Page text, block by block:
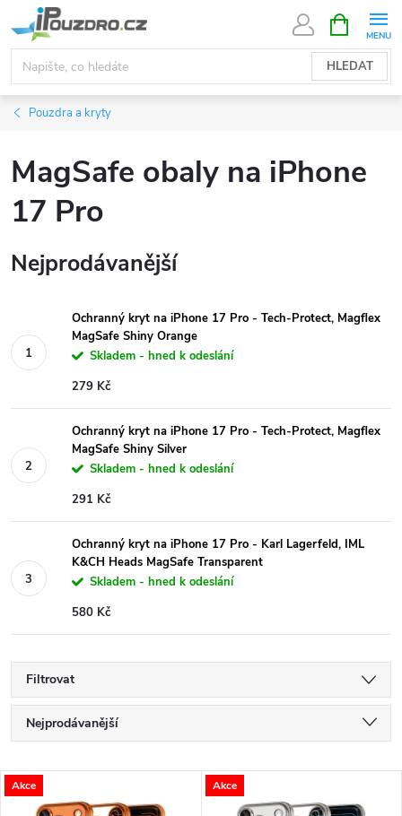
na
obsah
HLEDAT
NÁKUPNÍ
KOŠÍK
Pouzdra a kryty
MagSafe obaly na iPhone
17 Pro
Nejprodávanější
Ochranný kryt na iPhone 17 Pro - Tech-Protect, Magflex
MagSafe Shiny Orange
Skladem - hned k odeslání
279 Kč
Ochranný kryt na iPhone 17 Pro - Tech-Protect, Magflex
MagSafe Shiny Silver
Skladem - hned k odeslání
291 Kč
Ochranný kryt na iPhone 17 Pro - Karl Lagerfeld, IML
K&CH Heads MagSafe Transparent
Skladem - hned k odeslání
580 Kč
Filtrovat
Ř
a
Nejprodávanější
Nejdražší
V
Akce Akce